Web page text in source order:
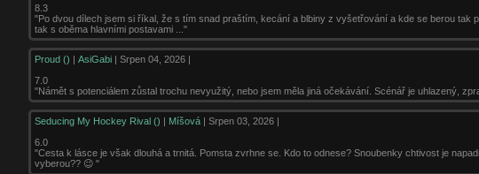
8.3
"Po dvou dílech jsem si říkal, že s tím snad praštím, kecání a blbiny z vyšetřování a kde se berou
tak s oběma hlavními postavami ..."
Proud () |AsiGabi | Srpen 04, 2026 |
7.0
"Námět s potenciálem zůstal trochu nevyužitý, nebo jsem měla jiná očekávání. Scénář je uhlazený,
Seducing My Hockey Rival () | Míšová | Srpen 03, 2026 |
6.0
"Cesta k lásce je však dlouhá a trnitá. Pomsta zvrhne se. Kdo to odnese? Snoubenky chtivost je
vyberou?? 😉 "